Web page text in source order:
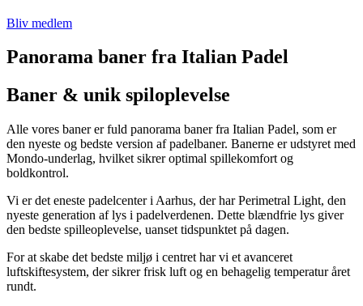
Bliv medlem
Panorama baner fra Italian Padel
Baner & unik spiloplevelse
Alle vores baner er fuld panorama baner fra Italian Padel, som er
den nyeste og bedste version af padelbaner. Banerne er udstyret med
Mondo-underlag, hvilket sikrer optimal spillekomfort og
boldkontrol.
Vi er det eneste padelcenter i Aarhus, der har Perimetral Light, den
nyeste generation af lys i padelverdenen. Dette blændfrie lys giver
den bedste spilleoplevelse, uanset tidspunktet på dagen.
For at skabe det bedste miljø i centret har vi et avanceret
luftskiftesystem, der sikrer frisk luft og en behagelig temperatur året
rundt.